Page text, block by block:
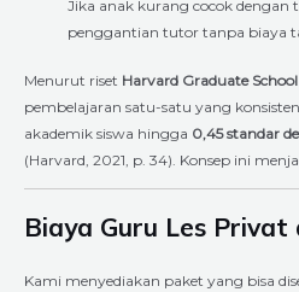
Jika anak kurang cocok dengan
penggantian tutor tanpa biaya
Menurut riset Harvard Graduate
pembelajaran satu-satu yang
akademik siswa hingga 0,45 standar
(Harvard, 2021, p. 34). Konsep ini
Biaya Guru Les Privat
Kami menyediakan paket yang bisa